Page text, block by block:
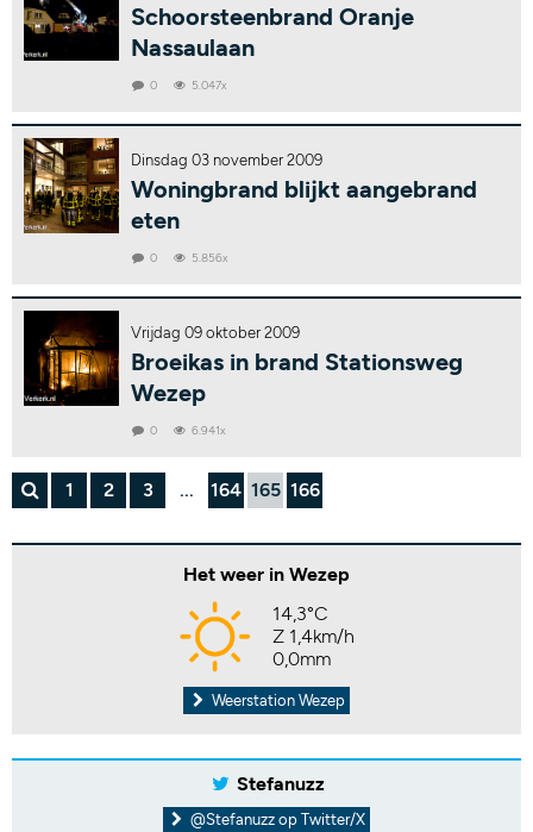
Schoorsteenbrand Oranje
Nassaulaan
0 5.047x
Dinsdag 03 november 2009
Woningbrand blijkt aangebrand
eten
0 5.856x
Vrijdag 09 oktober 2009
Broeikas in brand Stationsweg
Wezep
0 6.941x
1 2 3 ... 164 165 166
Het weer in Wezep
14,3°C
Z 1,4km/h
0,0mm
Weerstation Wezep
Stefanuzz
@Stefanuzz op Twitter/X